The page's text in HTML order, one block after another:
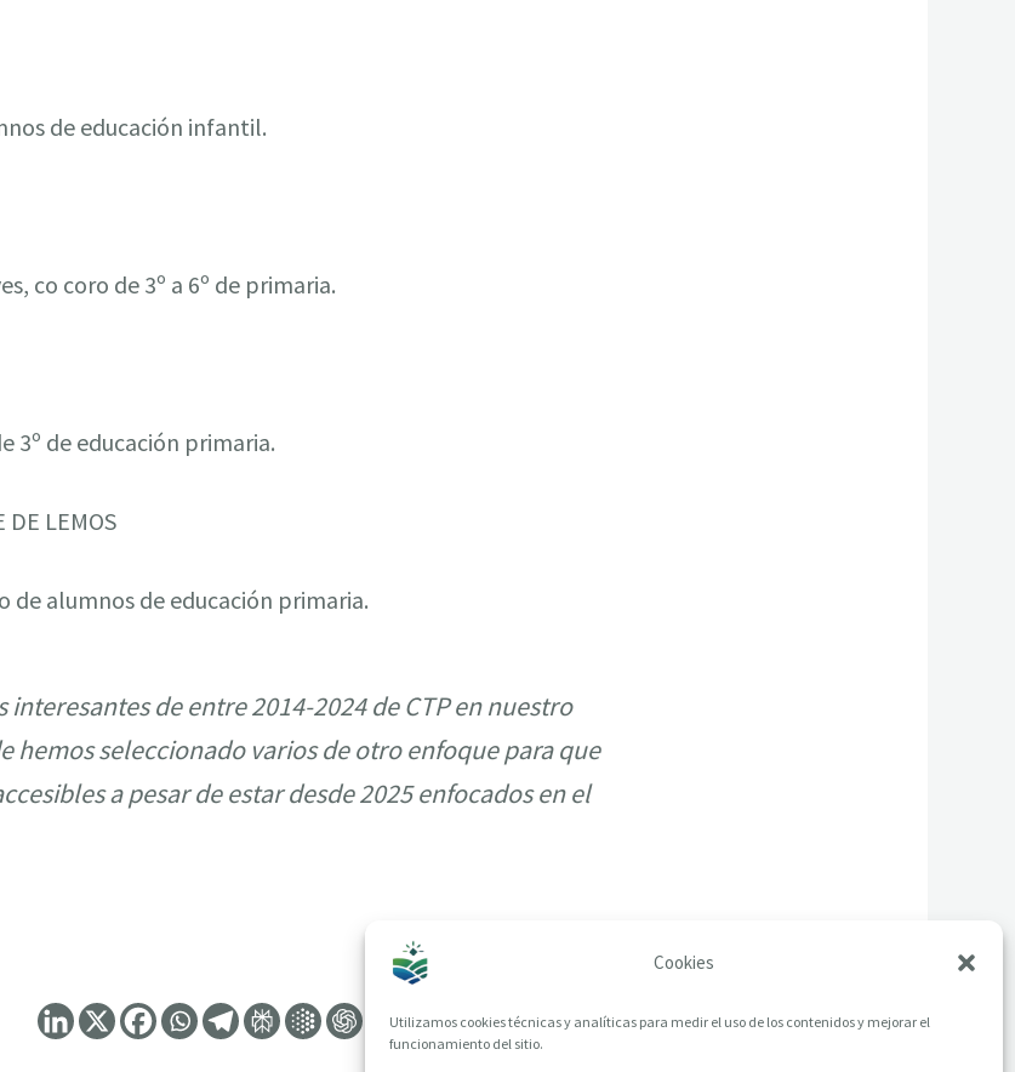
Cookies
Utilizamos cookies técnicas y analíticas para medir el uso de los contenidos y mejorar el
funcionamiento del sitio.
de educación infantil.
co coro de 3º a 6º de primaria.
3º de educación primaria.
DE LEMOS
de alumnos de educación primaria.
de entre 2014-2024 de CTP en nuestro
hemos seleccionado varios de otro enfoque para que
a pesar de estar desde 2025 enfocados en el